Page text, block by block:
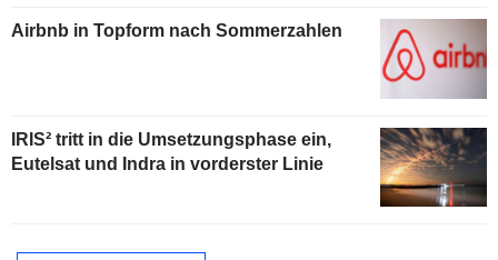
Airbnb in Topform nach Sommerzahlen
IRIS² tritt in die Umsetzungsphase ein,
Eutelsat und Indra in vorderster Linie